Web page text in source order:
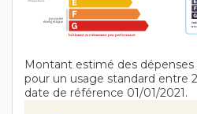
Montant estimé des
pour un usage standard entre
date de référence 01/01/2021.